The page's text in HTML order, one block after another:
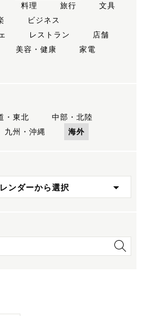
料理 旅行
文具
ビジネス
レストラン
店舗
美容・健康
家電
・東北
中部・北陸
九州・沖縄 海外
ンダーから選択